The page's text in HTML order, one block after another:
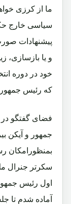
ما از کرزی
سیاسی خارج
پیشنهادات
و یا بازسازی،
خود در دوره
که رئیس جمهور
فضای گفتگو
جمهور و آیکن
بمنظورامکان
سکرتر جنرال
اول رئیس
آماده شدم تا